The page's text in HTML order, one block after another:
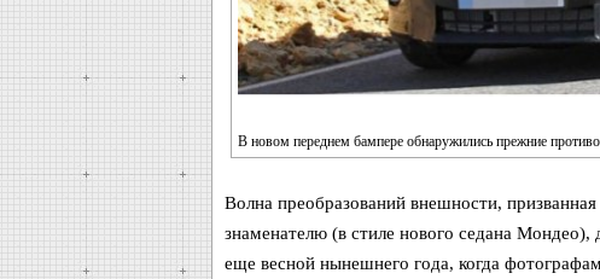
В новом переднем бампере обнаружились прежние
Волна преобразований внешности,
знаменателю (в стиле нового седана Мондео),
еще весной нынешнего года, когда